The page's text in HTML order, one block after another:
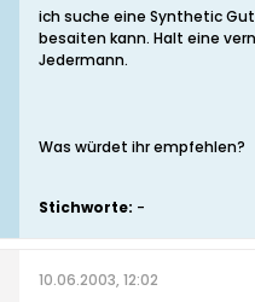
ich suche eine Synthetic
besaiten kann. Halt eine
Jedermann.
Was würdet ihr empfehlen?
Stichworte: -
10.06.2003, 12:02